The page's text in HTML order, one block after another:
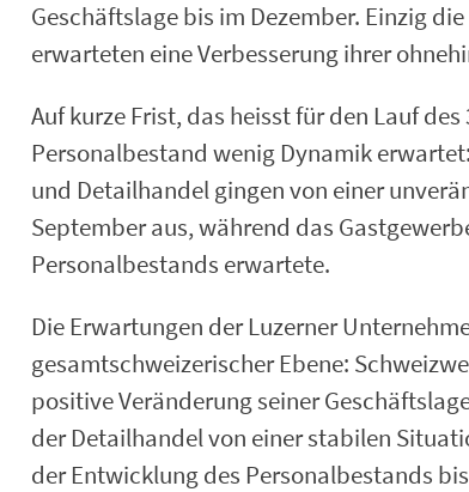
Geschäftslage bis im Dezember. Einzig
erwarteten eine Verbesserung ihrer
Auf kurze Frist, das heisst für den Lauf
Personalbestand wenig Dynamik
und Detailhandel gingen von einer
September aus, während das
Personalbestands erwartete.
Die Erwartungen der Luzerner
gesamtschweizerischer Ebene:
positive Veränderung seiner
der Detailhandel von einer stabilen
der Entwicklung des Personalbestands